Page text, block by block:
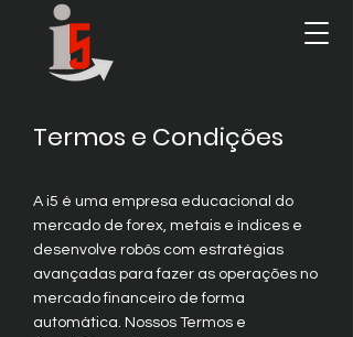
Termos e Condições
A i5 é uma empresa educacional do
mercado de forex, metais e índices e
desenvolve robôs com estratégias
avançadas para fazer as operações no
mercado financeiro de forma
automática. Nossos Termos e